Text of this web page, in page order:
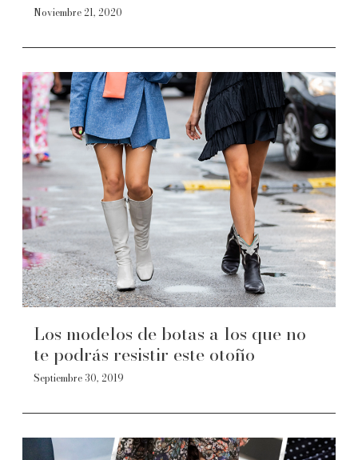
Noviembre 21, 2020
Los modelos de botas a los que no
te podrás resistir este otoño
Septiembre 30, 2019